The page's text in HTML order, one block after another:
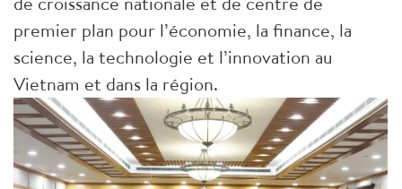
premier plan pour l’économie, la finance, la
science, la technologie et l’innovation au
Vietnam et dans la région.